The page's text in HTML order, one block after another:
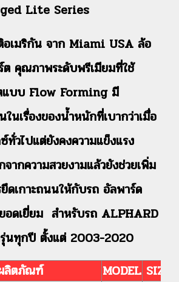
Lite Series
เมริกัน จาก Miami USA ล้อ
คุณภาพระดับพรีเมียมที่ใช้
แบบ Flow Forming มี
นเรื่องของน้ำหนักที่เบากว่าเมื่อ
วไปแต่ยังคงความแข็งแรง
ากความสวยงามแล้วยังช่วยเพิ่ม
ดเกาะถนนให้กับรถ อัลพาร์ด
ยอดเยี่ยม สำหรับรถ ALPHARD
นทุกปี ตั้งแต่ 2003-2020
ลิตภัณฑ์
MODEL SIZE